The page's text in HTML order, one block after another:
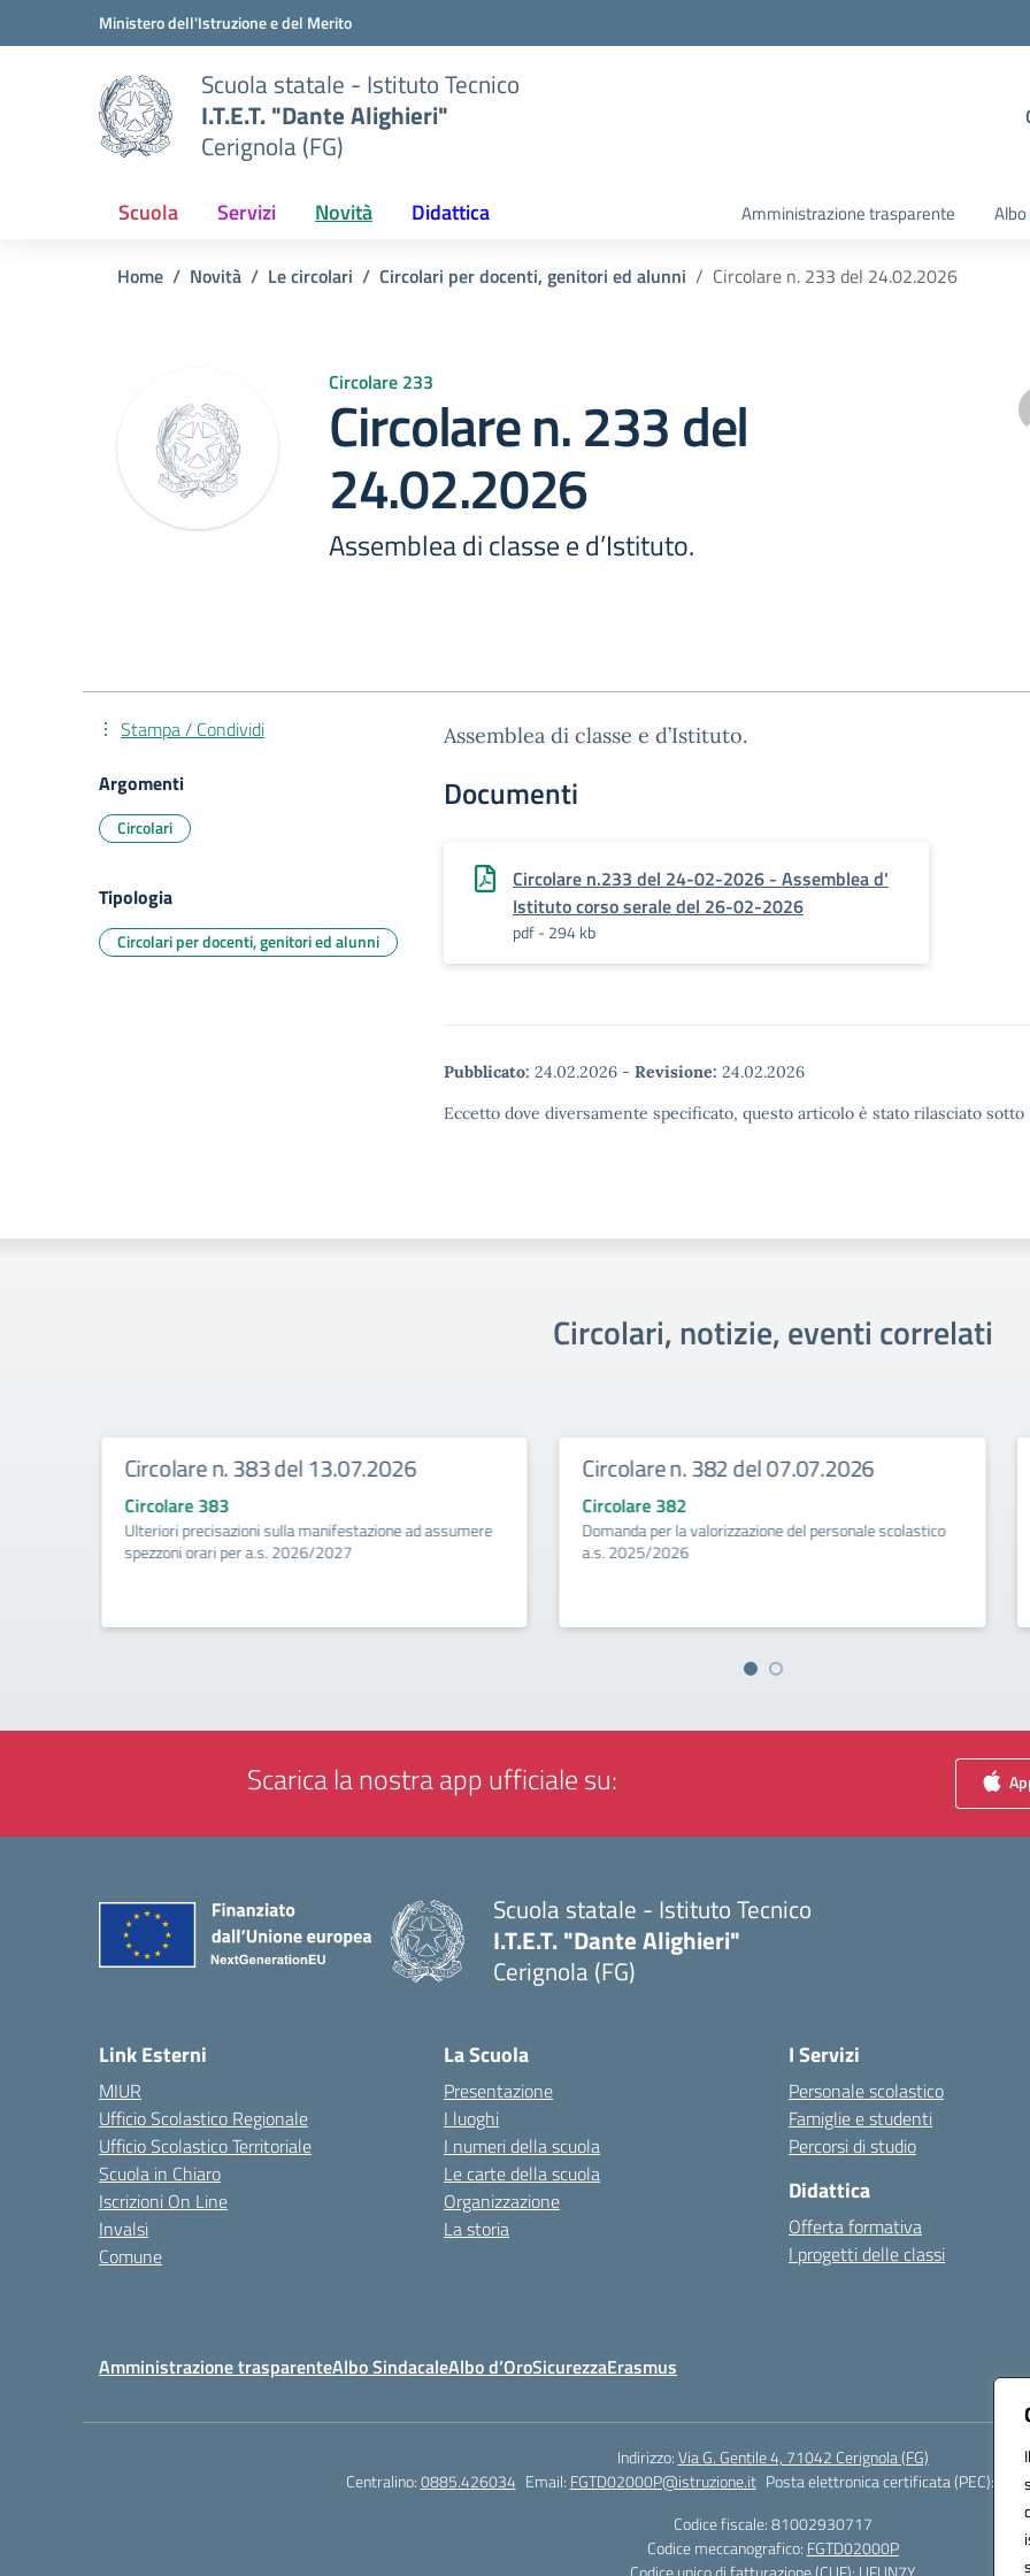
Vai ai contenuti
Vai al menu di navigazioneMinistero dell'Istruzione e del Merito
Scuola statale - Istituto Tecnico
I.T.E.T. "Dante Alighieri"
Cerignola (FG)
Scuola Servizi Novità Didattica Amministrazione trasparente
Home Novità Le circolari Circolari per docenti, genitori ed alunni Circolare n. 233 del 24.02.2026
Circolare 233
Circolare n. 233 del
24.02.2026
Assemblea di classe e d’Istituto.
Assemblea di classe e d’Istituto.
Documenti
Circolare n.233 del 24-02-2026 - Assemblea d'
Istituto corso serale del 26-02-2026
pdf - 294 kb
Pubblicato: 24.02.2026 - Revisione: 24.02.2026
Eccetto dove diversamente specificato, questo articolo è stato rilasciato
Stampa / Condividi
Argomenti
Circolari
Tipologia
Circolari per docenti, genitori ed alunni
Circolari, notizie, eventi correlati
Circolare n. 383 del 13.07.2026
Circolare 383
Ulteriori precisazioni sulla manifestazione ad assumere
spezzoni orari per a.s. 2026/2027
Circolare n. 382 del 07.07.2026
Circolare 382
Domanda per la valorizzazione del personale scolastico
a.s. 2025/2026
Scarica la nostra app ufficiale su:
Scuola statale - Istituto Tecnico
I.T.E.T. "Dante Alighieri"
Cerignola (FG)
Link Esterni
MIUR
Ufficio Scolastico Regionale
Ufficio Scolastico Territoriale
Scuola in Chiaro
Iscrizioni On Line
Invalsi
Comune
La Scuola
Presentazione
I luoghi
I numeri della scuola
Le carte della scuola
Organizzazione
La storia
I Servizi
Personale scolastico
Famiglie e studenti
Percorsi di studio
Didattica
Offerta formativa
I progetti delle classi
Amministrazione trasparenteAlbo SindacaleAlbo d’OroSicurezzaErasmus
Indirizzo:Via G. Gentile 4, 71042 Cerignola (FG)
Centralino:0885.426034 Email: FGTD02000P@istruzione.it Posta elettronica certificata (PEC):
Codice fiscale: 81002930717
Codice meccanografico: FGTD02000P